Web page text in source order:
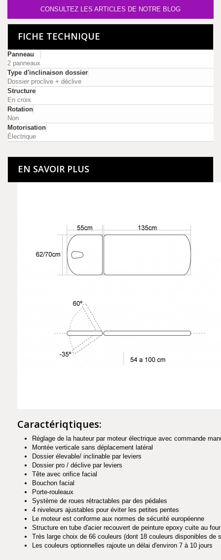
CONSULTEZ LES ARTICLES DE NOTRE BLOG
FICHE TECHNIQUE
Panneau
2 panneaux
Type d'inclinaison dossier
Dossier proclive + déclive
Structure
En croix
Rotation
Non
Motorisation
Électrique
EN SAVOIR PLUS
Caractériqtiques:
Réglage de la hauteur par moteur électrique avec commande
Montée verticale sans déplacement latéral
Dossier élevable/ inclinable par leviers
Dossier pro / déclive par leviers
Tête avec orifice facial
Bouchon facial
Porte-rouleaux
Système de roues rétractables par des pédales
4 niveleurs ajustables pour éviter les petites pentes
Le moteur est conforme aux normes de sécurité européenne
Structure en tube d'acier recouvert de peinture epoxy cuite au four
Très large choix de 66 couleurs (dont 18 couleurs disponibles de
Les couleurs optionnelles rajoute un délai d'environ 7 à 10 jours